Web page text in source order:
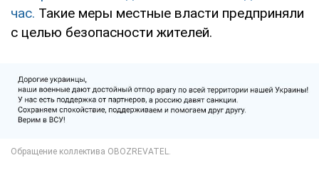
час. Такие меры местные власти предприняли
с целью безопасности жителей.